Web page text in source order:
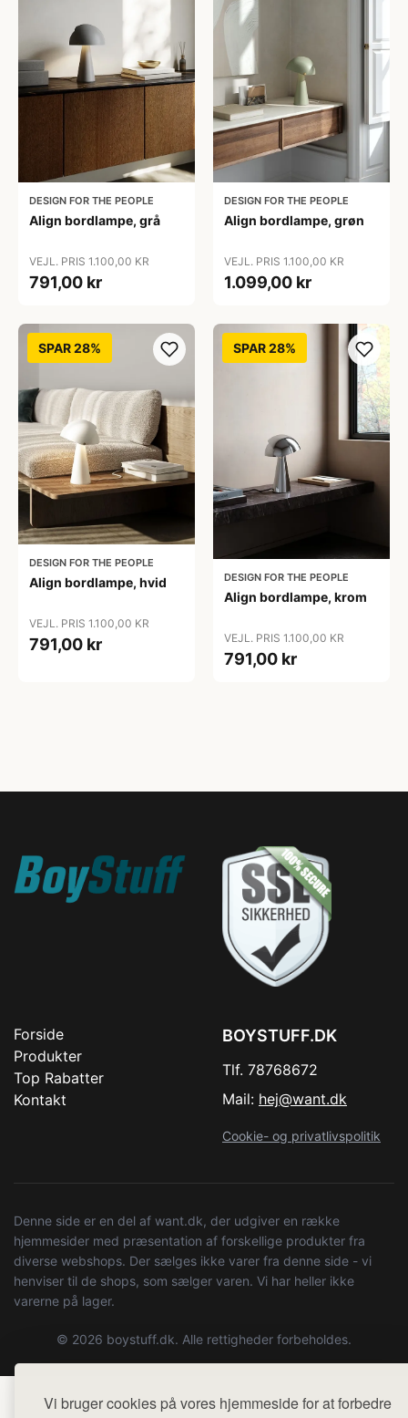
Vi bruger cookies på vores hjemmeside for at forbedre
DESIGN FOR THE PEOPLE
Align bordlampe, grå
VEJL. PRIS 1.100,00 KR
791,00 kr
DESIGN FOR THE PEOPLE
Align bordlampe, grøn
VEJL. PRIS 1.100,00 KR
1.099,00 kr
SPAR 28%
DESIGN FOR THE PEOPLE
Align bordlampe, hvid
VEJL. PRIS 1.100,00 KR
791,00 kr
SPAR 28%
DESIGN FOR THE PEOPLE
Align bordlampe, krom
VEJL. PRIS 1.100,00 KR
791,00 kr
Forside
Produkter
Top Rabatter
Kontakt
BOYSTUFF.DK
Tlf. 78768672
Mail: hej@want.dk
Cookie- og privatlivspolitik
Denne side er en del af want.dk, der udgiver en række
hjemmesider med præsentation af forskellige produkter fra
diverse webshops. Der sælges ikke varer fra denne side - vi
henviser til de shops, som sælger varen. Vi har heller ikke
varerne på lager.
© 2026 boystuff.dk. Alle rettigheder forbeholdes.